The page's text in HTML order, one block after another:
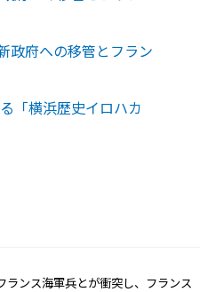
府への移管とフラン
「横浜歴史イロハカ
ンス海軍兵とが衝突し、フランス